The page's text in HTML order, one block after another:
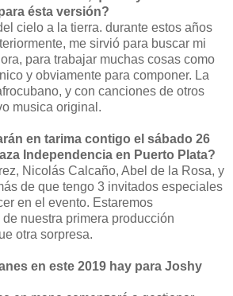
ésta versión?
cielo a la tierra. durante estos años
me sirvió para buscar mi
para trabajar muchas cosas como
y obviamente para componer. La
y con canciones de otros
musica original.
en tarima contigo el sábado 26
Independencia en Puerto Plata?
Nicolás Calcaño, Abel de la Rosa, y
de que tengo 3 invitados especiales
en el evento. Estaremos
nuestra primera producción
otra sorpresa.
en este 2019 hay para Joshy